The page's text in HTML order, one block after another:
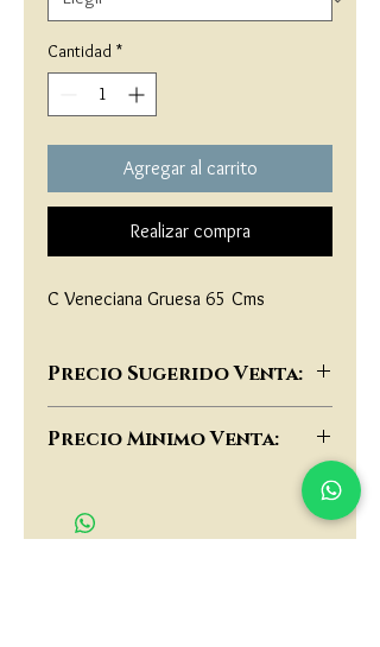
Cantidad *
Agregar al carrito
Realizar compra
C Veneciana Gruesa 65 Cms
Precio Sugerido Venta:
Precio Minimo Venta: